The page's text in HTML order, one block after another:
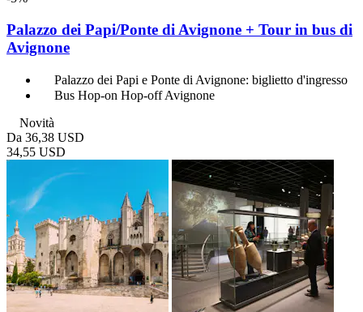
Palazzo dei Papi/Ponte di Avignone + Tour in bus di
Avignone
Palazzo dei Papi e Ponte di Avignone: biglietto d'ingresso
Bus Hop-on Hop-off Avignone
Novità
Da 36,38 USD
34,55 USD